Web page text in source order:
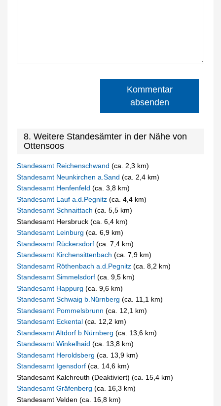
Kommentar
absenden
8. Weitere Standesämter in der Nähe von
Ottensoos
Standesamt Reichenschwand(ca. 2,3 km)
Standesamt Neunkirchen a.Sand(ca. 2,4 km)
Standesamt Henfenfeld(ca. 3,8 km)
Standesamt Lauf a.d.Pegnitz(ca. 4,4 km)
Standesamt Schnaittach(ca. 5,5 km)
Standesamt Hersbruck (ca. 6,4 km)
Standesamt Leinburg(ca. 6,9 km)
Standesamt Rückersdorf(ca. 7,4 km)
Standesamt Kirchensittenbach(ca. 7,9 km)
Standesamt Röthenbach a.d.Pegnitz(ca. 8,2 km)
Standesamt Simmelsdorf(ca. 9,5 km)
Standesamt Happurg(ca. 9,6 km)
Standesamt Schwaig b.Nürnberg(ca. 11,1 km)
Standesamt Pommelsbrunn(ca. 12,1 km)
Standesamt Eckental(ca. 12,2 km)
Standesamt Altdorf b.Nürnberg(ca. 13,6 km)
Standesamt Winkelhaid(ca. 13,8 km)
Standesamt Heroldsberg(ca. 13,9 km)
Standesamt Igensdorf(ca. 14,6 km)
Standesamt Kalchreuth (Deaktiviert) (ca. 15,4 km)
Standesamt Gräfenberg(ca. 16,3 km)
Standesamt Velden (ca. 16,8 km)